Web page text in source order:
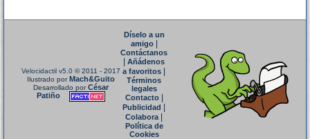
Velocidactil v5.0 © 2011 - 2017
Ilustrado porMach&Guito
Desarrollado porCésar
Patiño
Díselo a un
amigo|
Contáctanos
Añádenos
a favoritos
Términos
legales
Contacto|
Publicidad
Colabora|
Política de
Cookies